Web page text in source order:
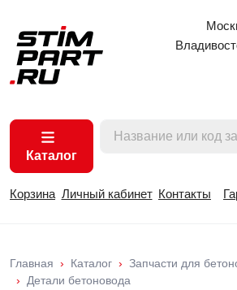
Каталог
Корзина Личный кабинет Контакты
Главная Каталог
Запчасти для
Детали бетоновода